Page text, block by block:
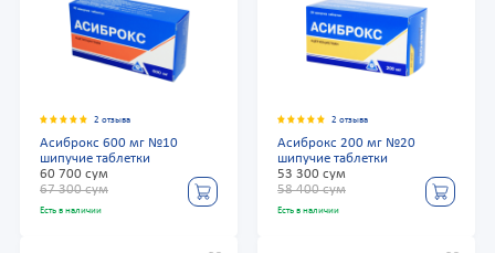
2 отзыва
Асиброкс 600 мг №10
шипучие таблетки
60 700 сум
67 300 сум
Есть в наличии
2 отзыва
Асиброкс 200 мг №20
шипучие таблетки
53 300 сум
58 400 сум
Есть в наличии